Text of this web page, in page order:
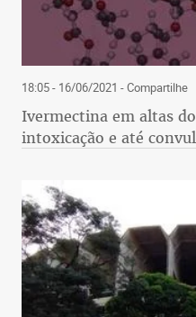
18:05 - 16/06/2021 - Compartilhe
Ivermectina em altas
intoxicação e até